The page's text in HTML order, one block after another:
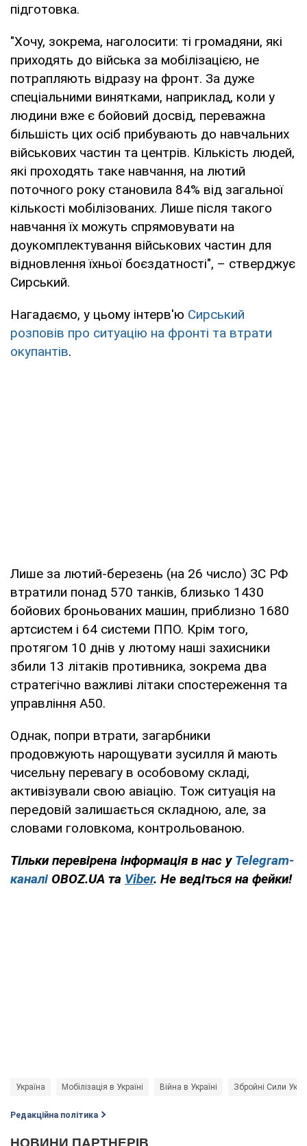
підготовка.
"Хочу, зокрема, наголосити: ті громадяни, які
приходять до війська за мобілізацією, не
потрапляють відразу на фронт. За дуже
спеціальними винятками, наприклад, коли у
людини вже є бойовий досвід, переважна
більшість цих осіб прибувають до навчальних
військових частин та центрів. Кількість людей,
які проходять таке навчання, на лютий
поточного року становила 84% від загальної
кількості мобілізованих. Лише після такого
навчання їх можуть спрямовувати на
доукомплектування військових частин для
відновлення їхньої боєздатності", – стверджує
Сирський.
Нагадаємо, у цьому інтерв'ю Сирський
розповів про ситуацію на фронті та втрати
окупантів.
Лише за лютий-березень (на 26 число) ЗС РФ
втратили понад 570 танків, близько 1430
бойових броньованих машин, приблизно 1680
артсистем і 64 системи ППО. Крім того,
протягом 10 днів у лютому наші захисники
збили 13 літаків противника, зокрема два
стратегічно важливі літаки спостереження та
управління А50.
Однак, попри втрати, загарбники
продовжують нарощувати зусилля й мають
чисельну перевагу в особовому складі,
активізували свою авіацію. Тож ситуація на
передовій залишається складною, але, за
словами головкома, контрольованою.
Тільки перевірена інформація в нас у Telegram-
каналі OBOZ.UA та Viber. Не ведіться на фейки!
Україна Мобілізація в Україні Війна в Україні Збройні Сили
Редакційна політика